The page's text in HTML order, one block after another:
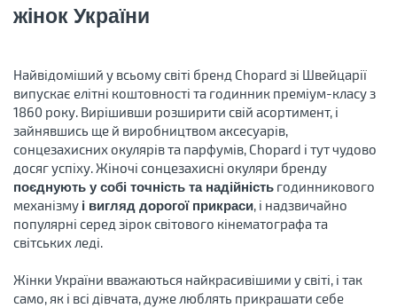
жінок України
Найвідоміший у всьому світі бренд Chopard зі Швейцарії
випускає елітні коштовності та годинник преміум-класу з
1860 року. Вирішивши розширити свій асортимент, і
зайнявшись ще й виробництвом аксесуарів,
сонцезахисних окулярів та парфумів, Chopard і тут чудово
досяг успіху. Жіночі сонцезахисні окуляри бренду
поєднують у собі точність та надійність годинникового
механізму і вигляд дорогої прикраси, і надзвичайно
популярні серед зірок світового кінематографа та
світських леді.
Жінки України вважаються найкрасивішими у світі, і так
само, як і всі дівчата, дуже люблять прикрашати себе